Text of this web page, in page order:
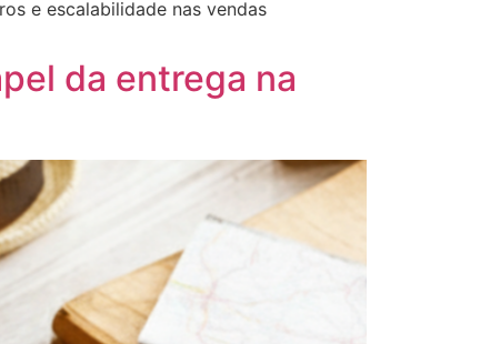
e escalabilidade nas vendas
da entrega na